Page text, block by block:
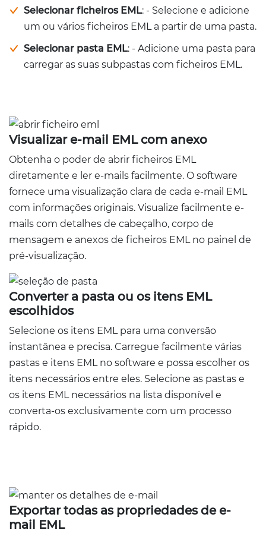
Selecionar ficheiros EML: - Selecione e adicione
um ou vários ficheiros EML a partir de uma pasta.
Selecionar pasta EML: - Adicione uma pasta para
carregar as suas subpastas com ficheiros EML.
Visualizar e-mail EML com anexo
Obtenha o poder de abrir ficheiros EML
diretamente e ler e-mails facilmente. O software
fornece uma visualização clara de cada e-mail EML
com informações originais. Visualize facilmente e-
mails com detalhes de cabeçalho, corpo de
mensagem e anexos de ficheiros EML no painel de
pré-visualização.
Converter a pasta ou os itens EML
escolhidos
Selecione os itens EML para uma conversão
instantânea e precisa. Carregue facilmente várias
pastas e itens EML no software e possa escolher os
itens necessários entre eles. Selecione as pastas e
os itens EML necessários na lista disponível e
converta-os exclusivamente com um processo
rápido.
Exportar todas as propriedades de e-
mail EML